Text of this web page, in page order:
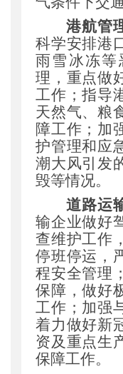
港航管
科学安排港
雨雪冰冻等
理 ， 重点做
工作 ； 指导
天然气、粮
障工作 ； 加
护管理和应
潮大风引发
毁等情况。
道路运
输企业做好
查维护工作 ，
停班停运 ，
程安全管理 ；
保障 ，做好
工作 ； 加强
着力做好新
资及重点生
保障工作。